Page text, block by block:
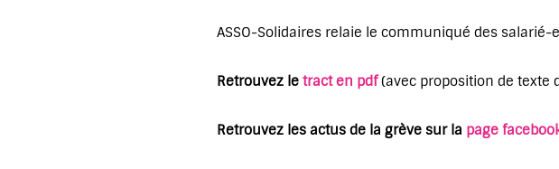
ASSO-Solidaires relaie le communiqué des
Retrouvez le tract en pdf (avec proposition de texte
Retrouvez les actus de la grève sur la page